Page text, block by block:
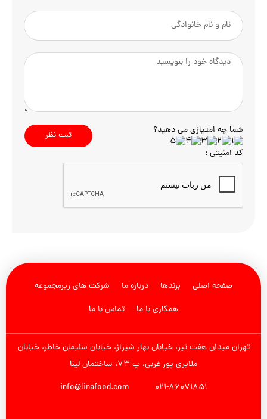
شما چه امتیازی می دهید؟
ثبت نظر
کد امنیتی :
صفحه اصلی برندها درباره ما
شرکت های زیرمجموعه
همکاری با ما
تماس با ما
تهران میدان هفت تیر، خیابان بهار شیراز، خیابان سلیمان خاطر، خیابان
ملایری پور غربی، پ 73، ساختمان لینا
021-86071851
info@linafood.com